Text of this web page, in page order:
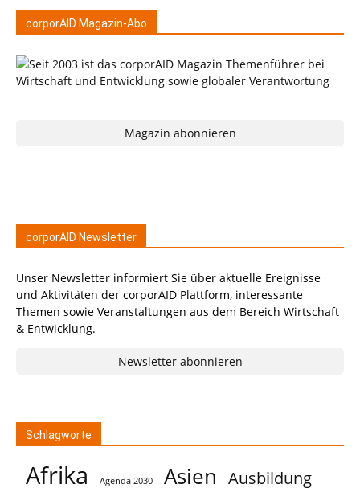
corporAID Magazin-Abo
Magazin abonnieren
corporAID Newsletter
Unser Newsletter informiert Sie über aktuelle Ereignisse
und Aktivitäten der corporAID Plattform, interessante
Themen sowie Veranstaltungen aus dem Bereich Wirtschaft
& Entwicklung.
Newsletter abonnieren
Schlagworte
Afrika Agenda 2030 Asien Ausbildung